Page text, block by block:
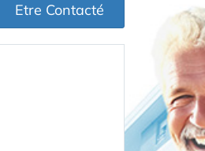
Etre Contacté